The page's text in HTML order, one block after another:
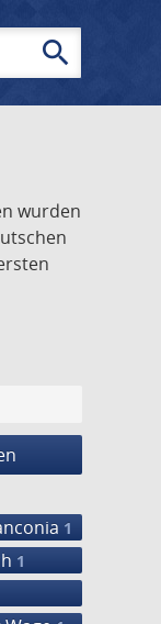
search
wurden
1
1